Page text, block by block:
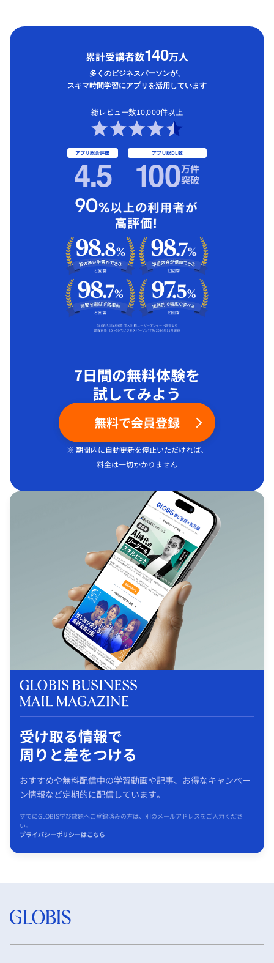
累計受講者数140万人
多くのビジネスパーソンが、
スキマ時間学習にアプリを活用しています
総レビュー数10,000件以上
アプリ総合評価
4.5 アプリ総DL数
100万件
突破
7日間の無料体験を
試してみよう
無料で会員登録
※ 期間内に自動更新を停止いただければ、
料金は一切かかりません
受け取る情報で
周りと差をつける
おすすめや無料配信中の学習動画や記事、お得なキャンペー
ン情報など定期的に配信しています。
すでにGLOBIS学び放題へご登録済みの方は、別のメールアドレスをご入力くださ
い。
プライバシーポリシーはこちら